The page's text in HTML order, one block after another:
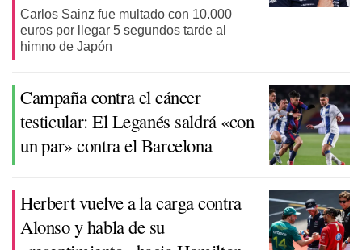
Carlos Sainz fue multado con 10.000
euros por llegar 5 segundos tarde al
himno de Japón
Campaña contra el cáncer
testicular: El Leganés saldrá «con
un par» contra el Barcelona
Herbert vuelve a la carga contra
Alonso y habla de su